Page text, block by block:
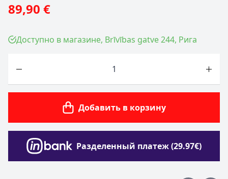
89,90 €
Доступно в магазине, Brīvības gatve 244, Рига
Добавить в корзину
Разделенный платеж (29.97€)